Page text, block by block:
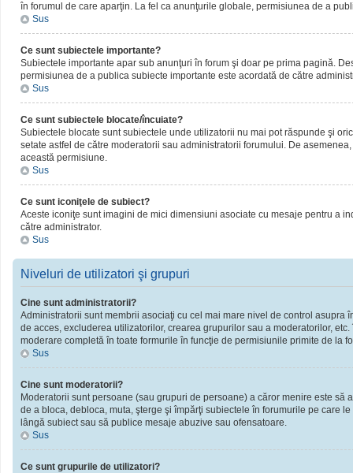
în forumul de care aparţin. La fel ca anunţurile globale, permisiunea de a
Sus
Ce sunt subiectele importante?
Subiectele importante apar sub anunţuri în forum şi doar pe prima pagină.
permisiunea de a publica subiecte importante este acordată de către
Sus
Ce sunt subiectele blocate/încuiate?
Subiectele blocate sunt subiectele unde utilizatorii nu mai pot răspunde şi
setate astfel de către moderatorii sau administratorii forumului. De
această permisiune.
Sus
Ce sunt iconiţele de subiect?
Aceste iconiţe sunt imagini de mici dimensiuni asociate cu mesaje pentru a
către administrator.
Sus
Niveluri de utilizatori şi grupuri
Cine sunt administratorii?
Administratorii sunt membrii asociaţi cu cel mai mare nivel de control
de acces, excluderea utilizatorilor, crearea grupurilor sau a moderatorilor,
moderare completă în toate formurile în funcţie de permisiunile primite de la
Sus
Cine sunt moderatorii?
Moderatorii sunt persoane (sau grupuri de persoane) a căror menire este
de a bloca, debloca, muta, şterge şi împărţi subiectele în forumurile pe care
lângă subiect sau să publice mesaje abuzive sau ofensatoare.
Sus
Ce sunt grupurile de utilizatori?